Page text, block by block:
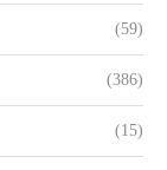
(59)
(386)
(15)